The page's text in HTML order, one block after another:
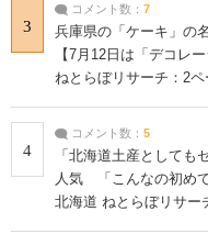
3
コメント数： 7
兵庫県の「ケーキ」の
【7月12日は「デコレ
ねとらぼリサーチ：2ペ
4
コメント数： 5
「北海道土産としても
人気 「こんなの初め
北海道 ねとらぼリサー